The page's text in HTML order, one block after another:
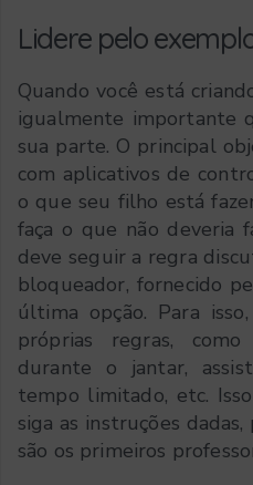
Lidere pelo
Quando você está
igualmente importante
sua parte. O principal
com aplicativos de
o que seu filho está
faça o que não deveria
deve seguir a regra
bloqueador, fornecido
última opção. Para
próprias regras,
durante o jantar,
tempo limitado, etc.
siga as instruções dadas,
são os primeiros